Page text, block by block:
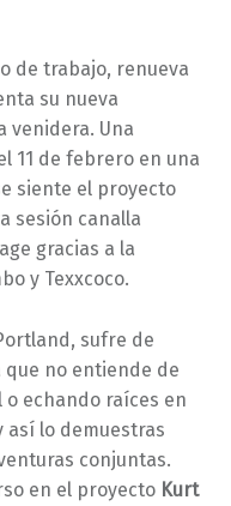
de trabajo, renueva
su nueva
venidera. Una
11 de febrero en una
siente el proyecto
sesión canalla
gracias a la
y Texxcoco.
sufre de
no entiende de
echando raíces en
así lo demuestras
conjuntas.
en el proyecto Kurt